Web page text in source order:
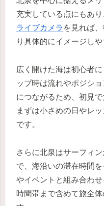
充実している点にもあり
ライブカメラ を見れば
り具体的にイメージしや
広く開けた海は初心者
ップ時は流れやポジシ
につながるため、初見
まずは小さめの日やレ
です。
さらに北泉はサーフィ
で、海沿いの滞在時間
やイベントと組み合わ
時間帯まで含めて旅全